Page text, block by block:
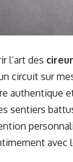
l’art des
circuit sur
authentique
sentiers
avec